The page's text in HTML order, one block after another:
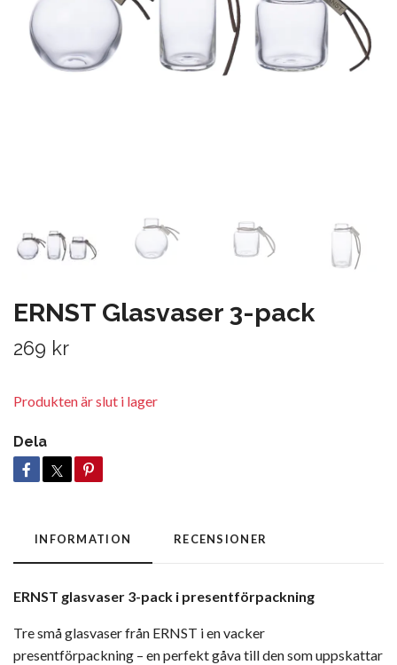
ERNST Glasvaser 3-pack
269 kr
Produkten är slut i lager
Dela
INFORMATION RECENSIONER
ERNST glasvaser 3-pack i presentförpackning
Tre små glasvaser från ERNST i en vacker
presentförpackning – en perfekt gåva till den som uppskattar